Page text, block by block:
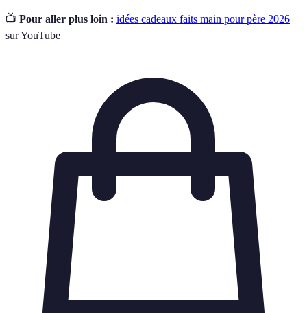
📺 Pour aller plus loin : idées cadeaux faits main pour père 2026
sur YouTube